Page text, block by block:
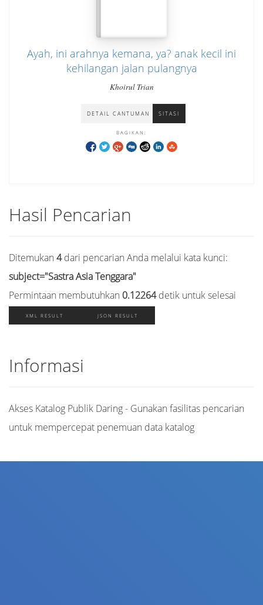
Ayah, ini arahnya kemana, ya? anak kecil ini
kehilangan jalan pulangnya
Khoirul Trian
DETAIL CANTUMAN SITASI
BAGIKAN:
Hasil Pencarian
Ditemukan 4dari pencarian Anda melalui kata kunci:
subject="Sastra Asia Tenggara"
Permintaan membutuhkan 0.12264detik untuk selesai
XML RESULT JSON RESULT
Informasi
Akses Katalog Publik Daring - Gunakan fasilitas pencarian
untuk mempercepat penemuan data katalog